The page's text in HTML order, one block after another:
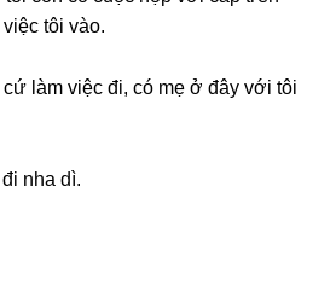
tôi vào.
làm việc đi, có mẹ ở đây với tôi
nha dì.